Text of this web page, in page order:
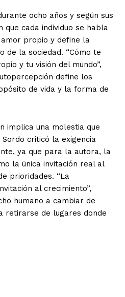
ocho años y según sus
que cada individuo se habla
propio y define la
de la sociedad. “Cómo te
y tu visión del mundo”,
define los
de vida y la forma de
implica una molestia que
criticó la exigencia
ya que para la autora, la
la única invitación real al
prioridades. “La
al crecimiento”,
humano a cambiar de
retirarse de lugares donde